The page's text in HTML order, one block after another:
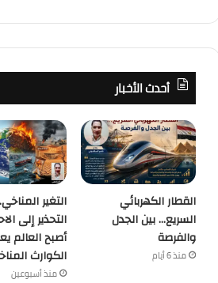
أحدث الأخبار
القطار الكهربائي
السريع… بين الجدل
والفرصة
منذ 6 أيام
التغير
التحذير إلى
أصبح العالم
الكوارث
منذ أسبوعين